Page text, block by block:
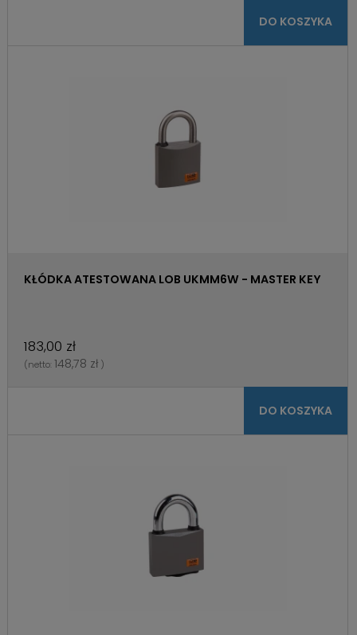
DO KOSZYKA
KŁÓDKA ATESTOWANA LOB UKMM6W - MASTER KEY
183,00 zł
(netto: 148,78 zł )
DO KOSZYKA